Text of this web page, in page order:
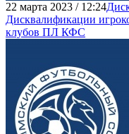
22 марта 2023 / 12:24
Дисквалификации
клубов ПЛ КФС